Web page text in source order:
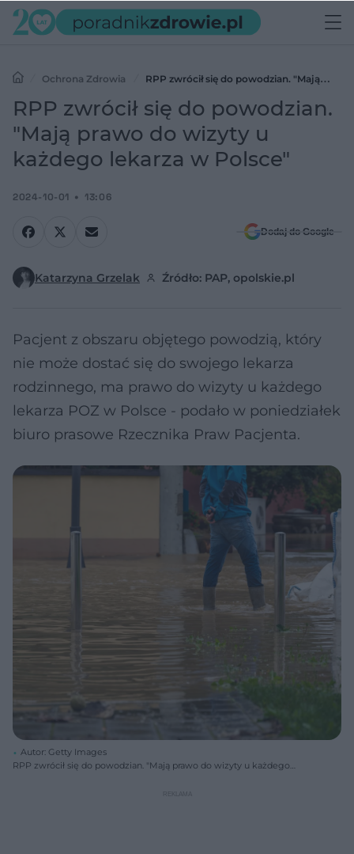
Ochrona Zdrowia
RPP zwrócił się do powodzian. "Mają
prawo do wizyty u każdego lekarza w Polsce"
RPP zwrócił się do powodzian.
"Mają prawo do wizyty u
każdego lekarza w Polsce"
2024-10-01 13:06
Dodaj do Google
Katarzyna Grzelak Źródło: PAP, opolskie.pl
Pacjent z obszaru objętego powodzią, który
nie może dostać się do swojego lekarza
rodzinnego, ma prawo do wizyty u każdego
lekarza POZ w Polsce - podało w poniedziałek
biuro prasowe Rzecznika Praw Pacjenta.
Autor: Getty Images
RPP zwrócił się do powodzian. "Mają prawo do wizyty u każdego